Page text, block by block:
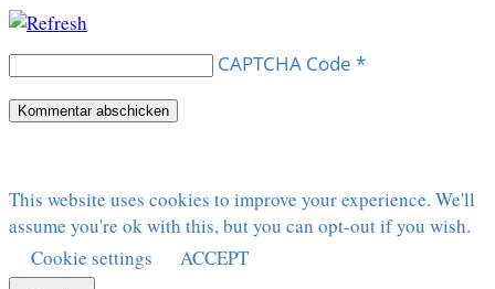
CAPTCHA Code *
This website uses cookies to improve your experience. We'll
assume you're ok with this, but you can opt-out if you wish.
Cookie settings
ACCEPT